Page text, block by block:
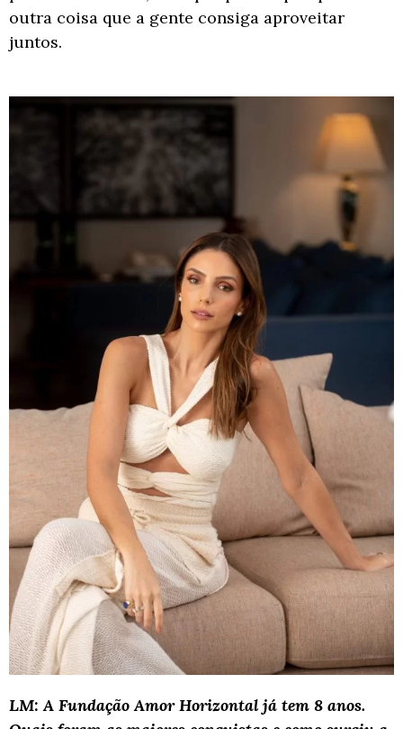
outra coisa que a gente consiga aproveitar
juntos.
LM: A Fundação Amor Horizontal já tem 8 anos.